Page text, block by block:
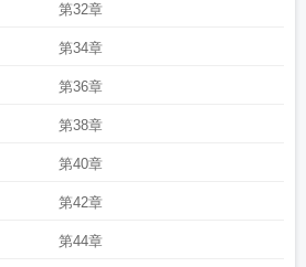
第32章
第34章
第36章
第38章
第40章
第42章
第44章